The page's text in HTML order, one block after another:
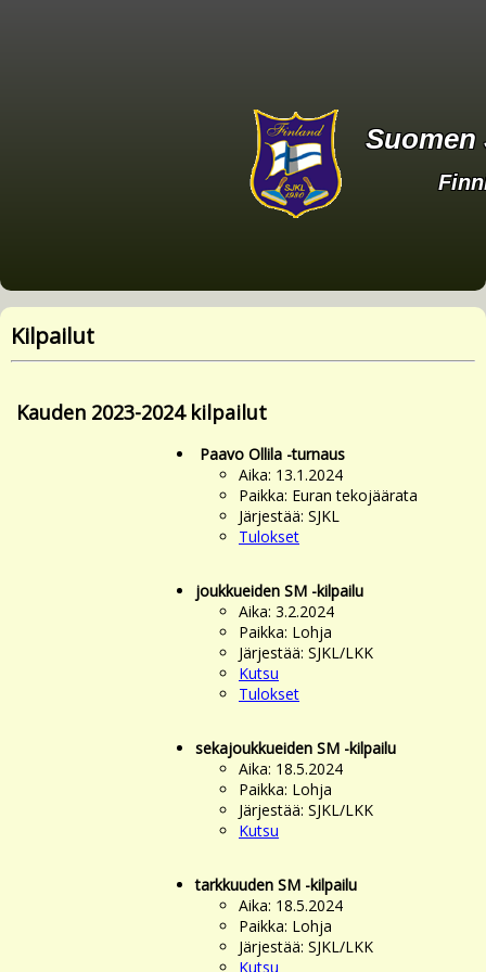
Kilpailut
Kauden 2023-2024 kilpailut
Paavo Ollila -turnaus
Aika: 13.1.2024
Paikka: Euran tekojäärata
Järjestää: SJKL
Tulokset
joukkueiden SM -kilpailu
Aika: 3.2.2024
Paikka: Lohja
Järjestää: SJKL/LKK
Kutsu
Tulokset
sekajoukkueiden SM -kilpailu
Aika: 18.5.2024
Paikka: Lohja
Järjestää: SJKL/LKK
Kutsu
tarkkuuden SM -kilpailu
Aika: 18.5.2024
Paikka: Lohja
Järjestää: SJKL/LKK
Kutsu